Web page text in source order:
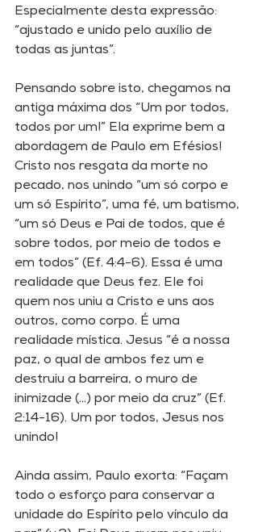
Especialmente desta expressão:
“ajustado e unido pelo auxílio de
todas as juntas”.
Pensando sobre isto, chegamos na
antiga máxima dos “Um por todos,
todos por um!” Ela exprime bem a
abordagem de Paulo em Efésios!
Cristo nos resgata da morte no
pecado, nos unindo “um só corpo e
um só Espírito”, uma fé, um batismo,
“um só Deus e Pai de todos, que é
sobre todos, por meio de todos e
em todos” (Ef. 4:4-6). Essa é uma
realidade que Deus fez. Ele foi
quem nos uniu a Cristo e uns aos
outros, como corpo. É uma
realidade mística. Jesus “é a nossa
paz, o qual de ambos fez um e
destruiu a barreira, o muro de
inimizade (...) por meio da cruz” (Ef.
2:14-16). Um por todos, Jesus nos
unindo!
Ainda assim, Paulo exorta: “Façam
todo o esforço para conservar a
unidade do Espírito pelo vínculo da